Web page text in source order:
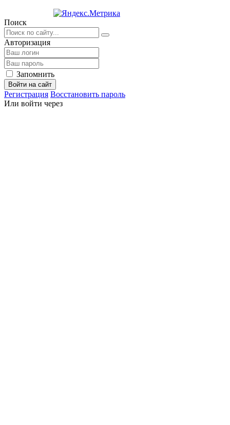
Поиск
Авторизация
Запомнить
Войти на сайт
Регистрация Восстановить пароль
Или войти через